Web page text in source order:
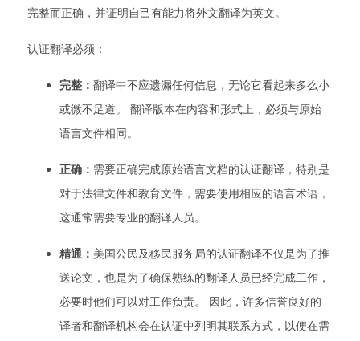
完整而正确，并证明自己有能力将外文翻译为英文。
认证翻译必须：
完整： 翻译中不应遗漏任何信息，无论它看起来多么小
或微不足道。 翻译版本在内容和形式上，必须与原始
语言文件相同。
正确： 需要正确完成原始语言文档的认证翻译，特别是
对于法律文件和教育文件，需要使用相应的语言术语，
这通常需要专业的翻译人员。
精通： 美国公民及移民服务局的认证翻译不仅是为了推
送论文，也是为了确保熟练的翻译人员已经完成工作，
必要时他们可以对工作负责。 因此，许多信誉良好的
译者和翻译机构会在认证中列明其联系方式，以便在需